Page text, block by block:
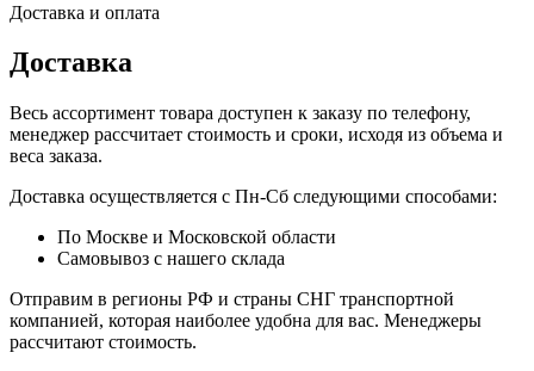
Доставка и оплата
Доставка
Весь ассортимент товара доступен к заказу по телефону,
менеджер рассчитает стоимость и сроки, исходя из объема и
веса заказа.
Доставка осуществляется с Пн-Сб следующими способами:
По Москве и Московской области
Самовывоз с нашего склада
Отправим в регионы РФ и страны СНГ транспортной
компанией, которая наиболее удобна для вас. Менеджеры
рассчитают стоимость.